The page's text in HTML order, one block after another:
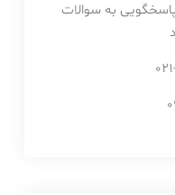
پاسخگویی به سوالات